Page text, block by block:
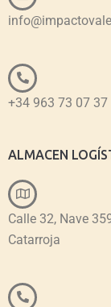
+34 963 73 07 37
ALMACEN
Calle 32, Nave
Catarroja